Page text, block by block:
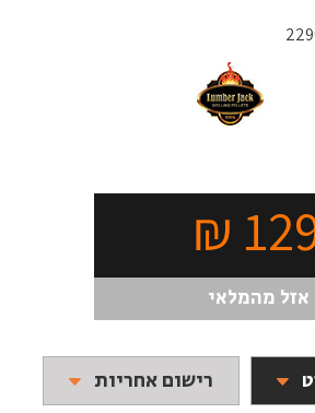
₪
אזל מהמלאי
רישום אחריות